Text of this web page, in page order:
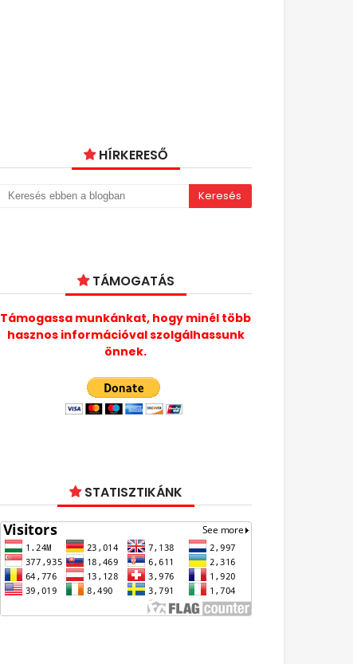
HÍRKERESŐ
TÁMOGATÁS
Támogassa munkánkat, hogy minél több
hasznos információval szolgálhassunk
önnek.
STATISZTIKÁNK